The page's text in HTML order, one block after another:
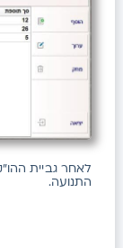
לאחר גביית
התנועה.